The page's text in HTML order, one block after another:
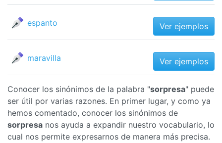
espanto Ver ejemplos
maravilla Ver ejemplos
Conocer los sinónimos de la palabra "sorpresa" puede
ser útil por varias razones. En primer lugar, y como ya
hemos comentado, conocer los sinónimos de
sorpresa nos ayuda a expandir nuestro vocabulario, lo
cual nos permite expresarnos de manera más precisa.